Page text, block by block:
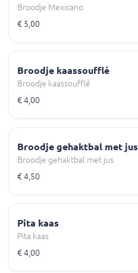
Broodje Mexicano
€ 5,00
Broodje kaassoufflé
Broodje kaassoufflé
€ 4,00
Broodje gehaktbal met jus
Broodje gehaktbal met jus
€ 4,50
Pita kaas
Pita kaas
€ 4,00